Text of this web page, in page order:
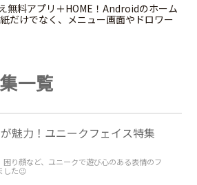
無料アプリ＋HOME！Androidのホーム
だけでなく、メニュー画面やドロワー
一覧
魅力！ユニークフェイス特集
り顔など、ユニークで遊び心のある表情のフ
した😉